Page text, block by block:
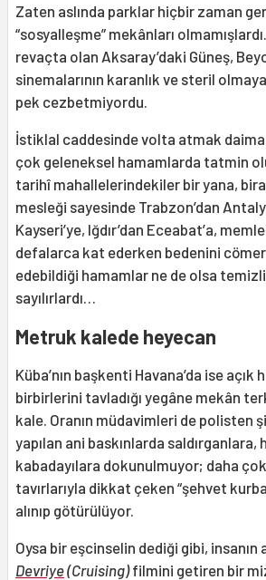
Zaten aslında parklar hiçbir zaman
“sosyalleşme” mekânları
revaçta olan Aksaray’daki Güneş,
sinemalarının karanlık ve steril
pek cezbetmiyordu.
İstiklal caddesinde volta atmak
çok geleneksel hamamlarda tatmin
tarihî mahallelerindekiler bir yana,
mesleği sayesinde Trabzon’dan
Kayseri’ye, Iğdır’dan Eceabat’a,
defalarca kat ederken bedenini
edebildiği hamamlar ne de olsa
sayılırlardı…
Metruk kalede heyecan
Küba’nın başkenti Havana’da ise
birbirlerini tavladığı yegâne mekân
kale. Oranın müdavimleri de polisten
yapılan ani baskınlarda saldırganlara,
kabadayılara dokunulmuyor; daha
tavırlarıyla dikkat çeken “şehvet
alınıp götürülüyor.
Oysa bir eşcinselin dediği gibi, insanın
Devriye(Cruising)filmini getiren bir